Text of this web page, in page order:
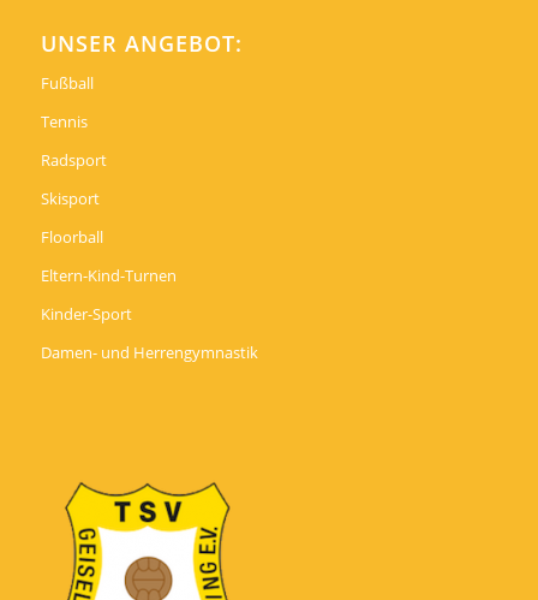
UNSER ANGEBOT:
Fußball
Tennis
Radsport
Skisport
Floorball
Eltern-Kind-Turnen
Kinder-Sport
Damen- und Herrengymnastik